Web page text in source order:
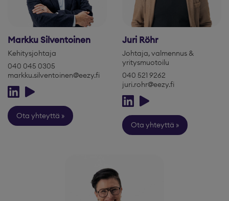
Markku Silventoinen
Kehitysjohtaja
040 045 0305
markku.silventoinen@eezy.fi
Ota yhteyttä
Juri Röhr
Johtaja, valmennus &
yritysmuotoilu
040 521 9262
juri.rohr@eezy.fi
Ota yhteyttä